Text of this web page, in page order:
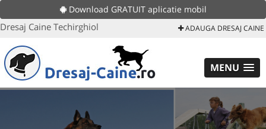
Download GRATUIT aplicatie mobil
Dresaj Caine Techirghiol ADAUGA DRESAJ CAINE
MENU